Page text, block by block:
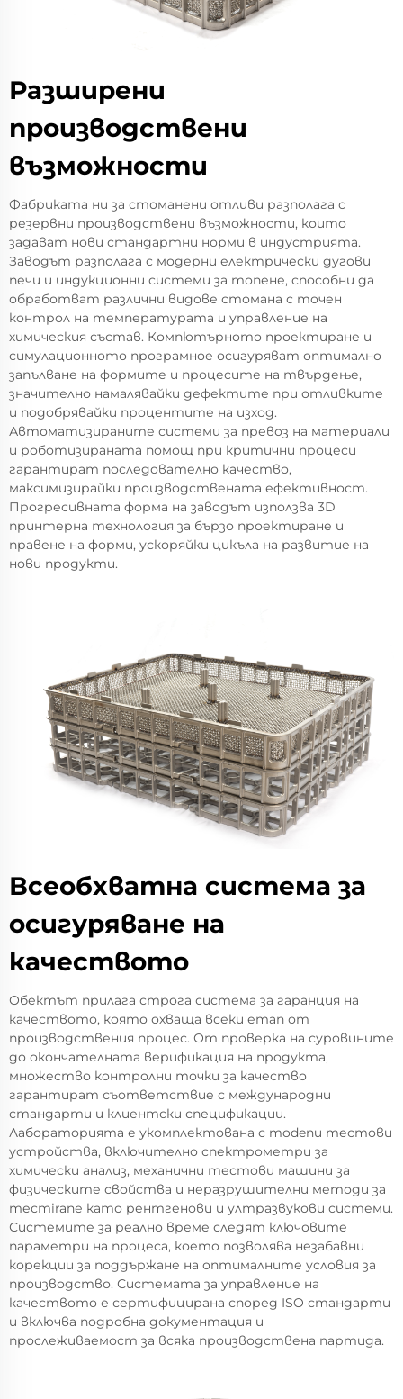
Разширени
производствени
възможности
Фабриката ни за стоманени отливи разполага с
резервни производствени възможности, които
задават нови стандартни норми в индустрията.
Заводът разполага с модерни електрически дугови
печи и индукционни системи за топене, способни да
обработват различни видове стомана с точен
контрол на температурата и управление на
химическия състав. Компютърното проектиране и
симулационното програмное осигуряват оптимално
запълване на формите и процесите на твърдење,
значително намалявайки дефектите при отливките
и подобрявайки процентите на изход.
Автоматизираните системи за превоз на материали
и роботизираната помощ при критични процеси
гарантират последователно качество,
максимизирайки производствената ефективност.
Прогресивната форма на заводът използва 3D
принтерна технология за бързо проектиране и
правене на форми, ускоряйки цикъла на развитие на
нови продукти.
Всеобхватна система за
осигуряване на
качеството
Обектът прилага строга система за гаранция на
качеството, която охваща всеки етап от
производствения процес. От проверка на суровините
до окончателната верификация на продукта,
множество контролни точки за качество
гарантират съответствие с международни
стандарти и клиентски спецификации.
Лабораторията е укомплектована с modenи тестови
устройства, включително спектрометри за
химически анализ, механични тестови машини за
физическите свойства и неразрушителни методи за
тестiranе като рентгенови и ултразвукови системи.
Системите за реално време следят ключовите
параметри на процеса, което позволява незабавни
корекции за поддържане на оптималните условия за
производство. Системата за управление на
качеството е сертифицирана според ISO стандарти
и включва подробна документация и
прослеживаемост за всяка производствена партида.